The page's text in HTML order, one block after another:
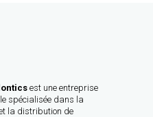
est une entreprise
spécialisée dans la
la distribution de